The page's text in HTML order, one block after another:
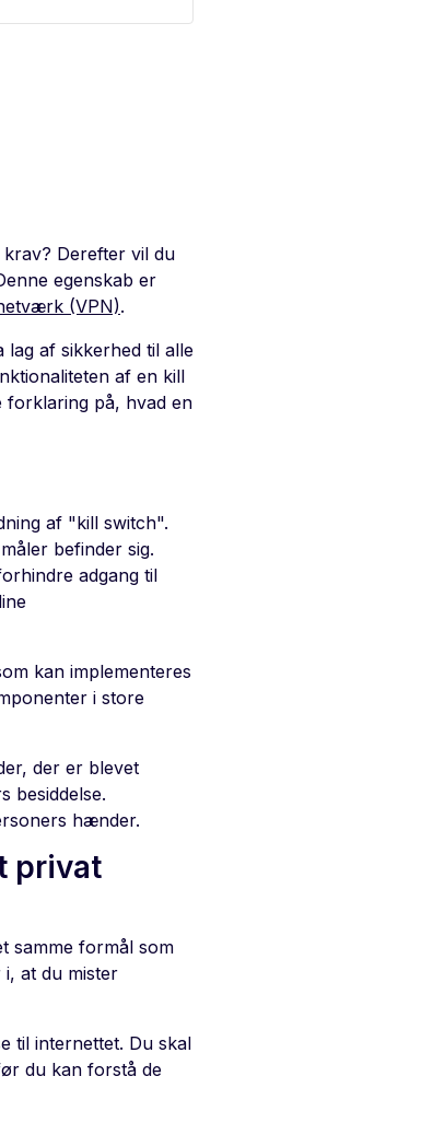
Derefter vil du
egenskab er
(VPN).
lag af sikkerhed til alle
af en kill
forklaring på, hvad en
af "kill switch".
befinder sig.
adgang til
kan implementeres
i store
der er blevet
besiddelse.
hænder.
privat
samme formål som
at du mister
til internettet. Du skal
du kan forstå de